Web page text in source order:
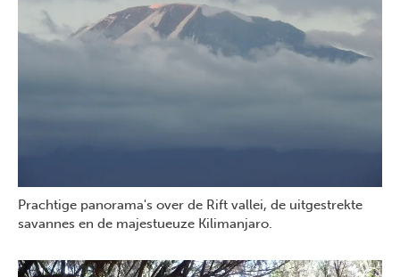
Prachtige panorama's over de Rift vallei, de uitgestrekte
savannes en de majestueuze Kilimanjaro.